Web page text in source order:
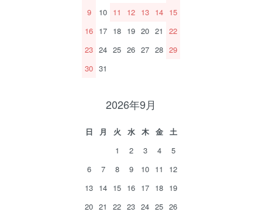
9
10 11 12 13 14 15
16 17 18 19 20 21
22
23 24 25 26 27 28 29
30 31
2026年9月
日 月 火 水 木 金
土
1
2 3 4
5
6
7 8 9 10 11
12
13 14 15 16 17 18 19
20 21 22 23 24 25 26